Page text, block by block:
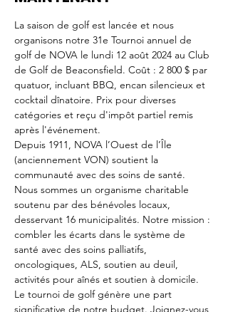
La saison de golf est lancée et nous
organisons notre 31e Tournoi annuel de
golf de NOVA le lundi 12 août 2024 au Club
de Golf de Beaconsfield. Coût : 2 800 $ par
quatuor, incluant BBQ, encan silencieux et
cocktail dînatoire. Prix pour diverses
catégories et reçu d'impôt partiel remis
après l'événement.
Depuis 1911, NOVA l’Ouest de l’Île
(anciennement VON) soutient la
communauté avec des soins de santé.
Nous sommes un organisme charitable
soutenu par des bénévoles locaux,
desservant 16 municipalités. Notre mission :
combler les écarts dans le système de
santé avec des soins palliatifs,
oncologiques, ALS, soutien au deuil,
activités pour aînés et soutien à domicile.
Le tournoi de golf génère une part
significative de notre budget. Joignez-vous